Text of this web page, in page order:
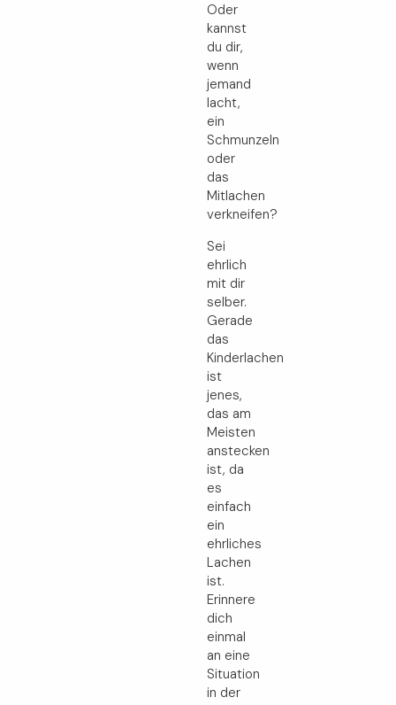
Oder
kannst
du dir,
wenn
jemand
lacht,
ein
Schmunzeln
oder
das
Mitlachen
verkneifen?
Sei
ehrlich
mit dir
selber.
Gerade
das
Kinderlachen
ist
jenes,
das am
Meisten
anstecken
ist, da
es
einfach
ein
ehrliches
Lachen
ist.
Erinnere
dich
einmal
an eine
Situation
in der